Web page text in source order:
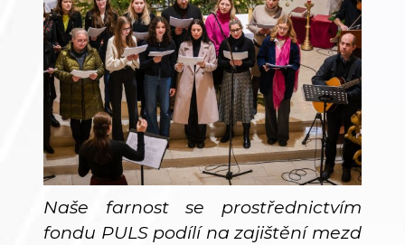
Naše farnost se prostřednictvím
fondu PULS podílí na zajištění mezd